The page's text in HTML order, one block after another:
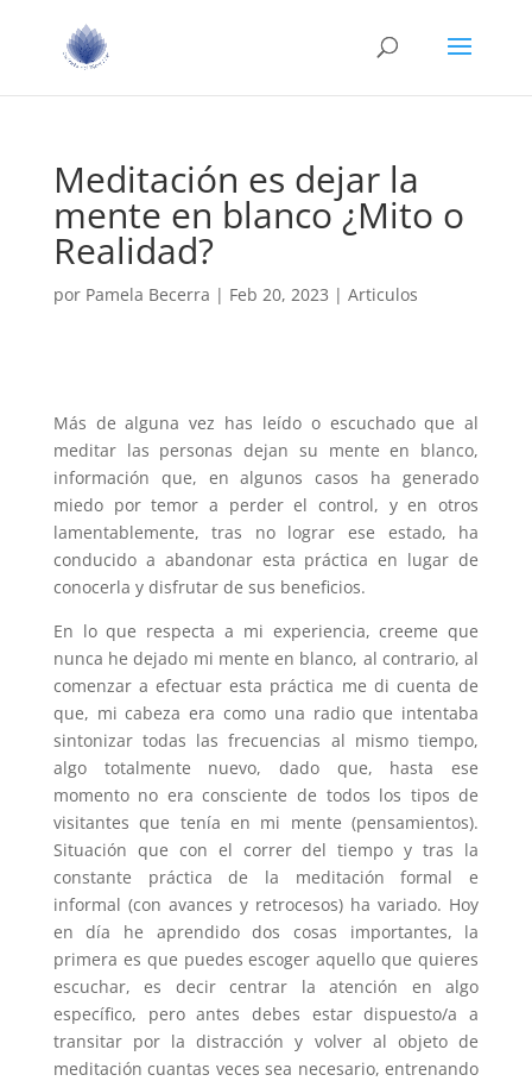
Meditación es dejar la
mente en blanco ¿Mito o
Realidad?
por Pamela Becerra | Feb 20, 2023 | Articulos
Más de alguna vez has leído o escuchado que al
meditar las personas dejan su mente en blanco,
información que, en algunos casos ha generado
miedo por temor a perder el control, y en otros
lamentablemente, tras no lograr ese estado, ha
conducido a abandonar esta práctica en lugar de
conocerla y disfrutar de sus beneficios.
En lo que respecta a mi experiencia, creeme que
nunca he dejado mi mente en blanco, al contrario, al
comenzar a efectuar esta práctica me di cuenta de
que, mi cabeza era como una radio que intentaba
sintonizar todas las frecuencias al mismo tiempo,
algo totalmente nuevo, dado que, hasta ese
momento no era consciente de todos los tipos de
visitantes que tenía en mi mente (pensamientos).
Situación que con el correr del tiempo y tras la
constante práctica de la meditación formal e
informal (con avances y retrocesos) ha variado. Hoy
en día he aprendido dos cosas importantes, la
primera es que puedes escoger aquello que quieres
escuchar, es decir centrar la atención en algo
específico, pero antes debes estar dispuesto/a a
transitar por la distracción y volver al objeto de
meditación cuantas veces sea necesario, entrenando